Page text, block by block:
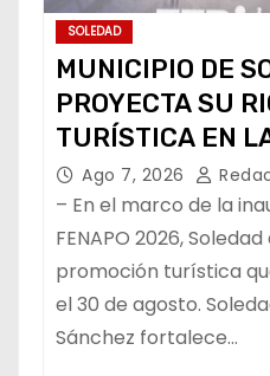
SOLEDAD
MUNICIPIO DE
PROYECTA SU
TURÍSTICA EN
NACIONAL
Ago 7, 2026
– En el marco de la
FENAPO 2026,
promoción turística
el 30 de agosto.
Sánchez fortalece…